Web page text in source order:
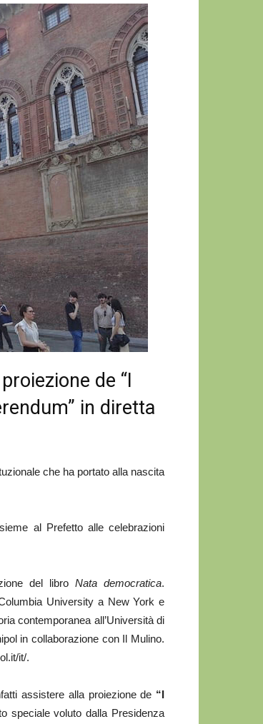
de “I
in diretta
che ha portato alla nascita
al Prefetto alle celebrazioni
del libro Nata democratica.
University a New York e
contemporanea all’Università di
in collaborazione con Il Mulino.
it/.
assistere alla proiezione de “I
speciale voluto dalla Presidenza